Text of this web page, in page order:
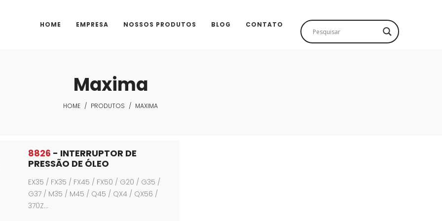
HOME EMPRESA NOSSOS PRODUTOS BLOG CONTATO
Maxima
HOME / PRODUTOS / MAXIMA
8826 - INTERRUPTOR DE
PRESSÃO DE ÓLEO
EX35 / FX35 / FX45 / FX50 / G20 / G35 /
G37 / M35 / M45 / Q45 / QX4 / QX56 /
370Z…